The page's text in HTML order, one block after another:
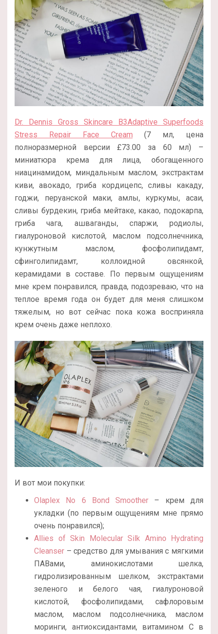
Dr. Dennis Gross Skincare B3Adaptive Superfoods
Stress Repair Face Cream (7 мл, цена
полноразмерной версии £73.00 за 60 мл) –
миниатюра крема для лица, обогащенного
ниацинамидом, миндальным маслом, экстрактам
киви, авокадо, гриба кордицепс, сливы какаду,
годжи, перуанской маки, амлы, куркумы, асаи,
сливы бурдекин, гриба мейтаке, какао, подокарпа,
гриба чага, ашваганды, спаржи, родиолы,
гиалуроновой кислотой, маслом подсолнечника,
кунжутным маслом, фосфолипидамт,
сфинголипидамт, коллоидной овсянкой,
керамидами в составе. По первым ощущениям
мне крем понравился, правда, подозреваю, что на
теплое время года он будет для меня слишком
тяжелым, но вот сейчас пока кожа восприняла
крем очень даже неплохо.
И вот мои покупки:
Olaplex No 6 Bond Smoother – крем для
укладки (по первым ощущениям мне прямо
очень понравился);
Allies of Skin Molecular Silk Amino Hydrating
Cleanser – средство для умывания с мягкими
ПАВами, аминокислотами шелка,
гидролизированным шелком, экстрактами
зеленого и белого чая, гиалуроновой
кислотой, фосфолипидами, сафлоровым
маслом, маслом подсолнечника, маслом
моринги, антиоксидантами, витамином С в